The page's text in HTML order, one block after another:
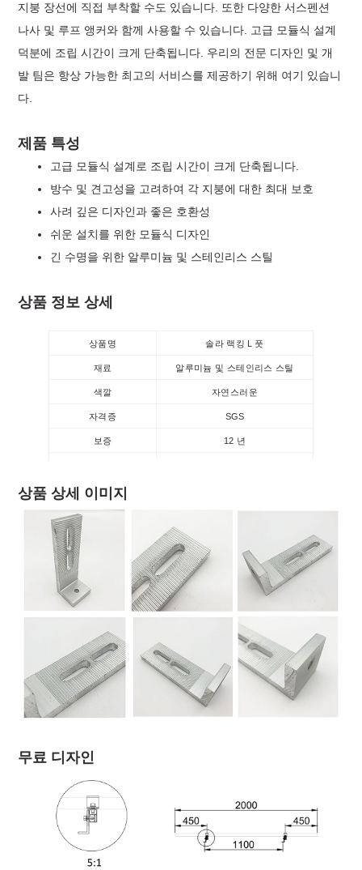
지붕 장선에 직접 부착할 수도 있습니다. 또한 다양한 서스펜션
나사 및 루프 앵커와 함께 사용할 수 있습니다. 고급 모듈식 설계
덕분에 조립 시간이 크게 단축됩니다. 우리의 전문 디자인 및 개
발 팀은 항상 가능한 최고의 서비스를 제공하기 위해 여기 있습니
다.
제품 특성
고급 모듈식 설계로 조립 시간이 크게 단축됩니다.
방수 및 견고성을 고려하여 각 지붕에 대한 최대 보호
사려 깊은 디자인과 좋은 호환성
쉬운 설치를 위한 모듈식 디자인
긴 수명을 위한 알루미늄 및 스테인리스 스틸
상품 정보 상세
상품명 솔라 랙킹 L 풋
재료 알루미늄 및 스테인리스 스틸
색깔 자연스러운
자격증 SGS
보증 12 년
상품 상세 이미지
무료 디자인